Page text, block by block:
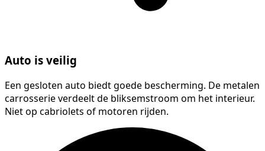
Auto is veilig
Een gesloten auto biedt goede bescherming. De metalen
carrosserie verdeelt de bliksemstroom om het interieur.
Niet op cabriolets of motoren rijden.